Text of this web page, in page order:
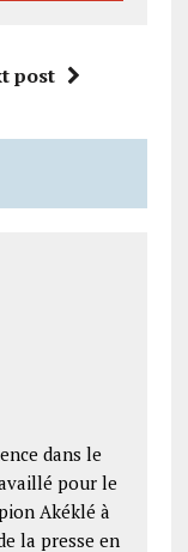
post
dans le
pour le
Akéklé à
la presse en